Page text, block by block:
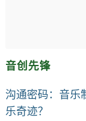
音创先锋
沟通密码：音乐
乐奇迹？